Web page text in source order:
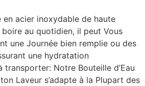
en acier inoxydable de haute
au quotidien, il peut Vous
une Journée bien remplie ou des
une hydratation
transporter: Notre Bouteille d’Eau
Laveur s’adapte à la Plupart des